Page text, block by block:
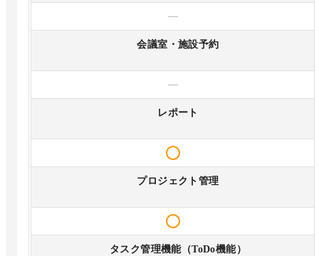
—
会議室・施設予約
—
レポート
プロジェクト管理
タスク管理機能（ToDo機能）